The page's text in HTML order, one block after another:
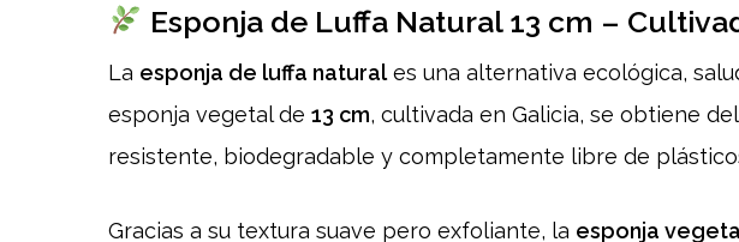
Esponja de Luffa Natural 13 cm –
La esponja de luffa naturales una alternativa ecológica,
esponja vegetal de 13 cm, cultivada en Galicia, se obtiene
resistente, biodegradable y completamente libre de
Gracias a su textura suave pero exfoliante, la esponja